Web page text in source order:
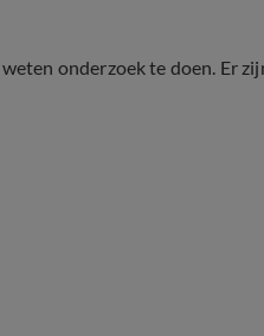
weten onderzoek te doen. Er